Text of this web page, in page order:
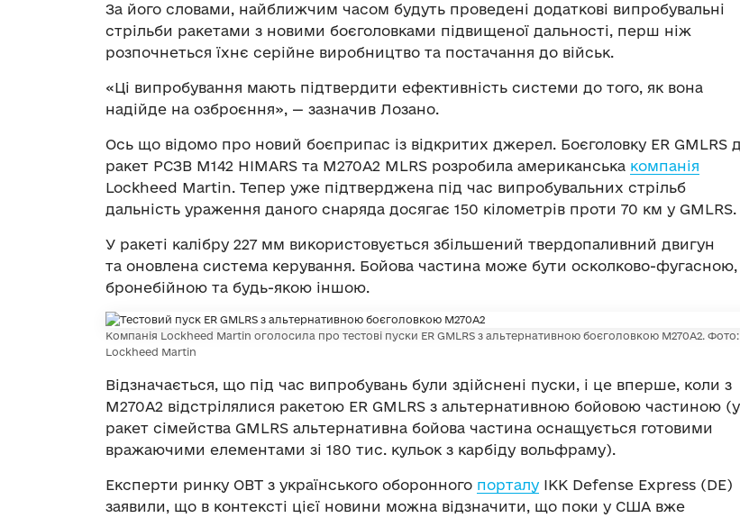
За його словами, найближчим часом будуть проведені додаткові випробувальні
стрільби ракетами з новими боєголовками підвищеної дальності, перш ніж
розпочнеться їхнє серійне виробництво та постачання до військ.
«Ці випробування мають підтвердити ефективність системи до того, як вона
надійде на озброєння», — зазначив Лозано.
Ось що відомо про новий боєприпас із відкритих джерел. Боєголовку ER GMLRS
ракет РСЗВ M142 HIMARS та M270A2 MLRS розробила американська компанія
Lockheed Martin. Тепер уже підтверджена під час випробувальних стрільб
дальність ураження даного снаряда досягає 150 кілометрів проти 70 км у GMLRS.
У ракеті калібру 227 мм використовується збільшений твердопаливний двигун
та оновлена ​​система керування. Бойова частина може бути осколково-фугасною,
бронебійною та будь-якою іншою.
Компанія Lockheed Martin оголосила про тестові пуски ER GMLRS з альтернативною боєголовкою M270A2. Фото:
Lockheed Martin
Відзначається, що під час випробувань були здійснені пуски, і це вперше, коли з
M270A2 відстрілялися ракетою ER GMLRS з альтернативною бойовою частиною (у
ракет сімейства GMLRS альтернативна бойова частина оснащується готовими
вражаючими елементами зі 180 тис. кульок з карбіду вольфраму).
Експерти ринку ОВТ з українського оборонного порталу ІКК Defense Express (DE)
заявили, що в контексті цієї новини можна відзначити, що поки у США вже